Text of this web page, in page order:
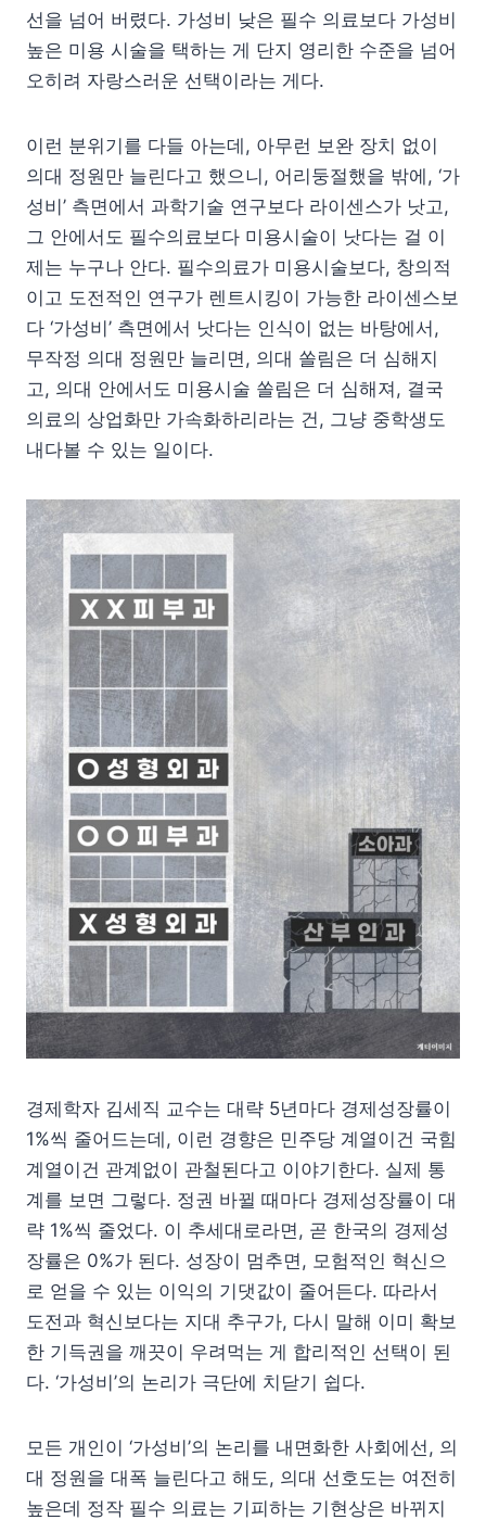
선을 넘어 버렸다. 가성비 낮은 필수 의료보다 가성비
높은 미용 시술을 택하는 게 단지 영리한 수준을 넘어
오히려 자랑스러운 선택이라는 게다.
이런 분위기를 다들 아는데, 아무런 보완 장치 없이
의대 정원만 늘린다고 했으니, 어리둥절했을 밖에, ‘가
성비’ 측면에서 과학기술 연구보다 라이센스가 낫고,
그 안에서도 필수의료보다 미용시술이 낫다는 걸 이
제는 누구나 안다. 필수의료가 미용시술보다, 창의적
이고 도전적인 연구가 렌트시킹이 가능한 라이센스보
다 ‘가성비’ 측면에서 낫다는 인식이 없는 바탕에서,
무작정 의대 정원만 늘리면, 의대 쏠림은 더 심해지
고, 의대 안에서도 미용시술 쏠림은 더 심해져, 결국
의료의 상업화만 가속화하리라는 건, 그냥 중학생도
내다볼 수 있는 일이다.
경제학자 김세직 교수는 대략 5년마다 경제성장률이
1%씩 줄어드는데, 이런 경향은 민주당 계열이건 국힘
계열이건 관계없이 관철된다고 이야기한다. 실제 통
계를 보면 그렇다. 정권 바뀔 때마다 경제성장률이 대
략 1%씩 줄었다. 이 추세대로라면, 곧 한국의 경제성
장률은 0%가 된다. 성장이 멈추면, 모험적인 혁신으
로 얻을 수 있는 이익의 기댓값이 줄어든다. 따라서
도전과 혁신보다는 지대 추구가, 다시 말해 이미 확보
한 기득권을 깨끗이 우려먹는 게 합리적인 선택이 된
다. ‘가성비’의 논리가 극단에 치닫기 쉽다.
모든 개인이 ‘가성비’의 논리를 내면화한 사회에선, 의
대 정원을 대폭 늘린다고 해도, 의대 선호도는 여전히
높은데 정작 필수 의료는 기피하는 기현상은 바뀌지